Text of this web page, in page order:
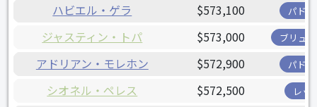
ハビエル・ゲラ $573,100 パド
ジャスティン・トパ $573,000 ブリュ
アドリアン・モレホン $572,900 パド
シオネル・ペレス $572,500 レッ